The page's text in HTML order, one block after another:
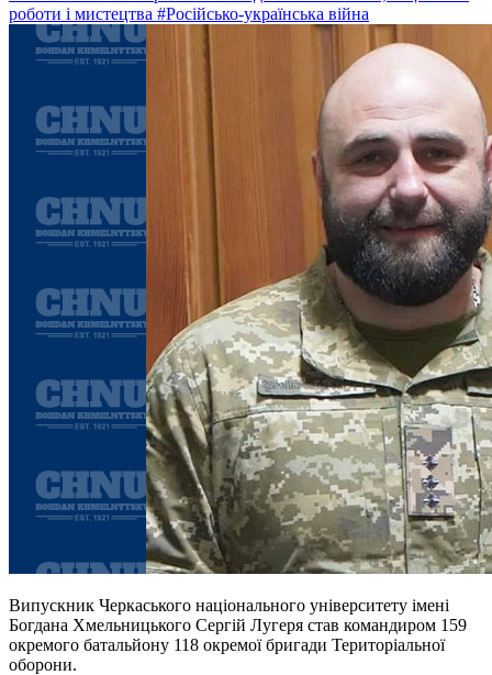
роботи і мистецтва #Російсько-українська війна
Випускник Черкаського національного університету імені
Богдана Хмельницького Сергій Лугеря став командиром 159
окремого батальйону 118 окремої бригади Територіальної
оборони.